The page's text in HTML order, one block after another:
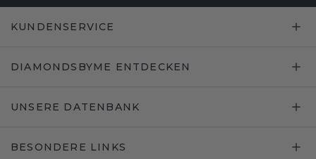
KUNDENSERVICE
DIAMONDSBYME ENTDECKEN
UNSERE DATENBANK
BESONDERE LINKS